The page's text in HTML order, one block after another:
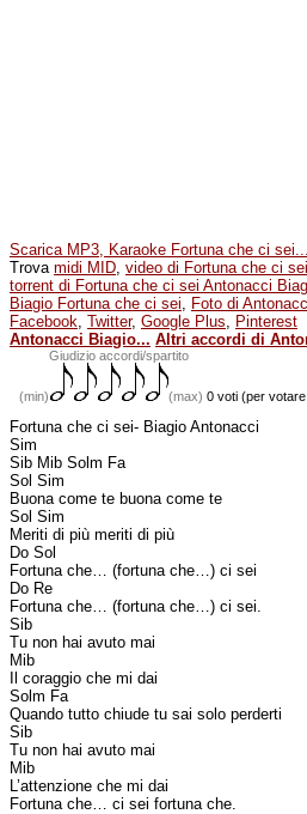
Scarica MP3, Karaoke Fortuna che ci sei...
Trova midi MID, video di Fortuna che ci
torrent di Fortuna che ci sei Antonacci
Biagio Fortuna che ci sei, Foto di
Facebook, Twitter, Google Plus, Pinterest
Antonacci Biagio... Altri accordi di
Giudizio accordi/spartito
(min) (max) 0 voti (per votare
Fortuna che ci sei- Biagio Antonacci
Sim
Sib Mib Solm Fa
Sol Sim
Buona come te buona come te
Sol Sim
Meriti di più meriti di più
Do Sol
Fortuna che… (fortuna che…) ci sei
Do Re
Fortuna che… (fortuna che…) ci sei.
Sib
Tu non hai avuto mai
Mib
Il coraggio che mi dai
Solm Fa
Quando tutto chiude tu sai solo perderti
Sib
Tu non hai avuto mai
Mib
L’attenzione che mi dai
Fortuna che… ci sei fortuna che.